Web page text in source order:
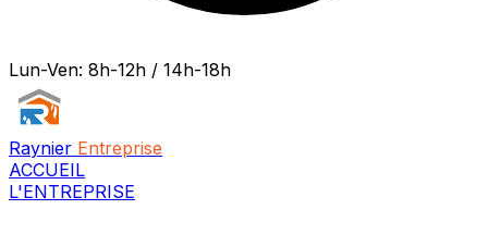
Lun-Ven: 8h-12h / 14h-18h
Raynier Entreprise
ACCUEIL
L'ENTREPRISE